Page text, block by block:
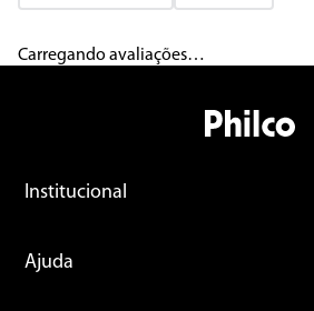
Carregando avaliações…
Institucional
Ajuda